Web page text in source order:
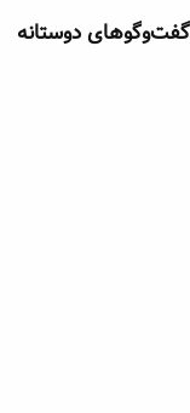
دوستانه